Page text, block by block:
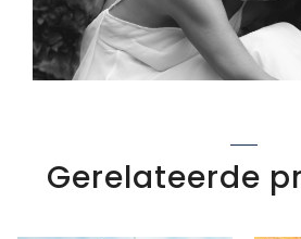
Gerelateerde